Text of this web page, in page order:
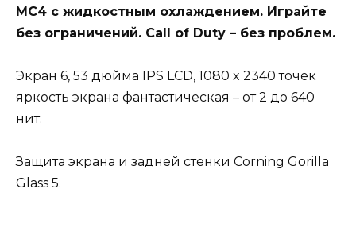
MC4 с жидкостным охлаждением. Играйте
без ограничений. Call of Duty – без проблем.
Экран 6, 53 дюйма IPS LCD, 1080 x 2340 точек
яркость экрана фантастическая – от 2 до 640
нит.
Защита экрана и задней стенки Corning Gorilla
Glass 5.